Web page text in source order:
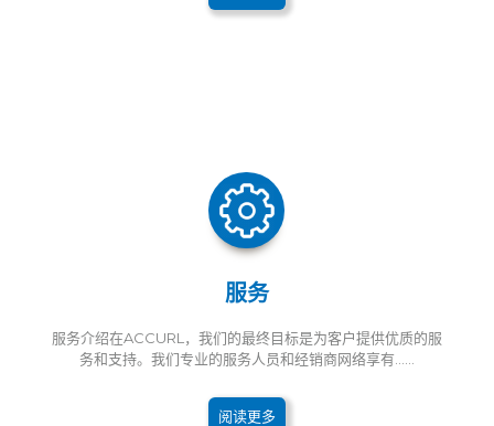
服务
服务介绍在ACCURL，我们的最终目标是为客户提供优质的服
务和支持。我们专业的服务人员和经销商网络享有......
阅读更多